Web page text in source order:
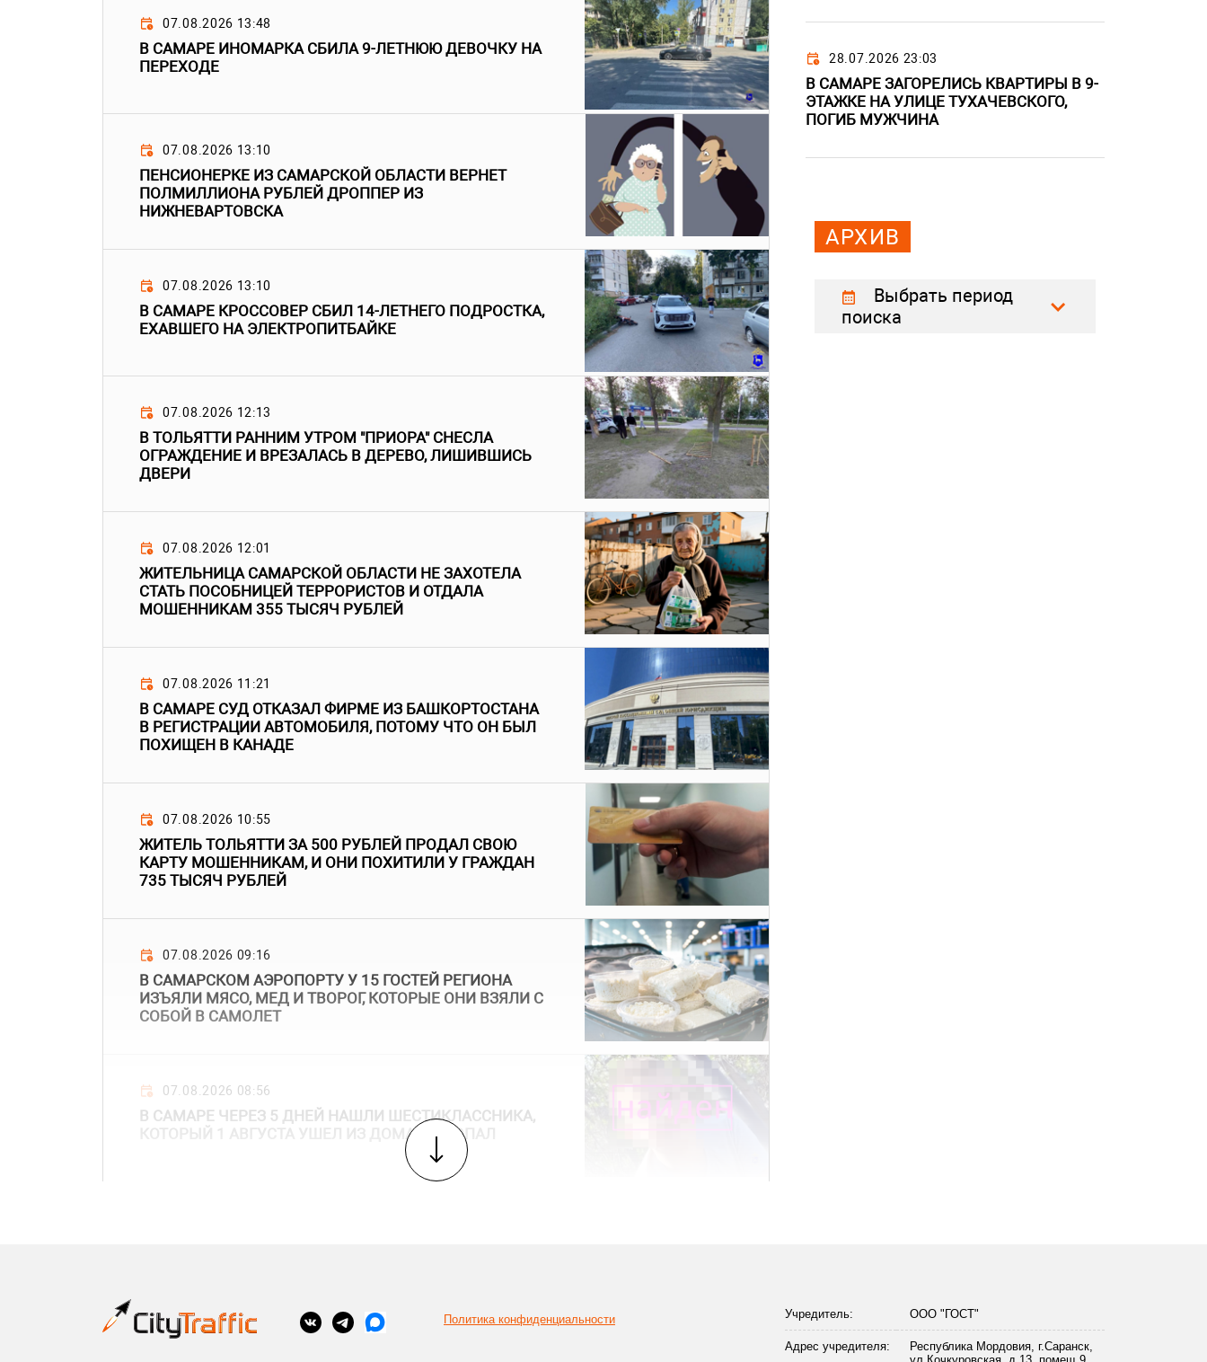
07.08.2026 13:48
В САМАРЕ ИНОМАРКА СБИЛА 9-ЛЕТНЮЮ ДЕВОЧКУ НА
ПЕРЕХОДЕ
07.08.2026 13:10
ПЕНСИОНЕРКЕ ИЗ САМАРСКОЙ ОБЛАСТИ ВЕРНЕТ
ПОЛМИЛЛИОНА РУБЛЕЙ ДРОППЕР ИЗ
НИЖНЕВАРТОВСКА
07.08.2026 13:10
В САМАРЕ КРОССОВЕР СБИЛ 14-ЛЕТНЕГО ПОДРОСТКА,
ЕХАВШЕГО НА ЭЛЕКТРОПИТБАЙКЕ
07.08.2026 12:13
В ТОЛЬЯТТИ РАННИМ УТРОМ "ПРИОРА" СНЕСЛА
ОГРАЖДЕНИЕ И ВРЕЗАЛАСЬ В ДЕРЕВО, ЛИШИВШИСЬ
ДВЕРИ
07.08.2026 12:01
ЖИТЕЛЬНИЦА САМАРСКОЙ ОБЛАСТИ НЕ ЗАХОТЕЛА
СТАТЬ ПОСОБНИЦЕЙ ТЕРРОРИСТОВ И ОТДАЛА
МОШЕННИКАМ 355 ТЫСЯЧ РУБЛЕЙ
07.08.2026 11:21
В САМАРЕ СУД ОТКАЗАЛ ФИРМЕ ИЗ БАШКОРТОСТАНА
В РЕГИСТРАЦИИ АВТОМОБИЛЯ, ПОТОМУ ЧТО ОН БЫЛ
ПОХИЩЕН В КАНАДЕ
07.08.2026 10:55
ЖИТЕЛЬ ТОЛЬЯТТИ ЗА 500 РУБЛЕЙ ПРОДАЛ СВОЮ
КАРТУ МОШЕННИКАМ, И ОНИ ПОХИТИЛИ У ГРАЖДАН
735 ТЫСЯЧ РУБЛЕЙ
07.08.2026 09:16
В САМАРСКОМ АЭРОПОРТУ У 15 ГОСТЕЙ РЕГИОНА
ИЗЪЯЛИ МЯСО, МЕД И ТВОРОГ, КОТОРЫЕ ОНИ ВЗЯЛИ С
СОБОЙ В САМОЛЕТ
07.08.2026 08:56
В САМАРЕ ЧЕРЕЗ 5 ДНЕЙ НАШЛИ ШЕСТИКЛАССНИКА,
КОТОРЫЙ 1 АВГУСТА УШЕЛ ИЗ ДОМА И ПРОПАЛ
28.07.2026 23:03
В САМАРЕ ЗАГОРЕЛИСЬ КВАРТИРЫ В 9-
ЭТАЖКЕ НА УЛИЦЕ ТУХАЧЕВСКОГО,
ПОГИБ МУЖЧИНА
АРХИВ
Выбрать период
поиска
Политика конфиденциальности Учредитель: ООО "ГОСТ"
Адрес учредителя:
Республика Мордовия, г.Саранск,